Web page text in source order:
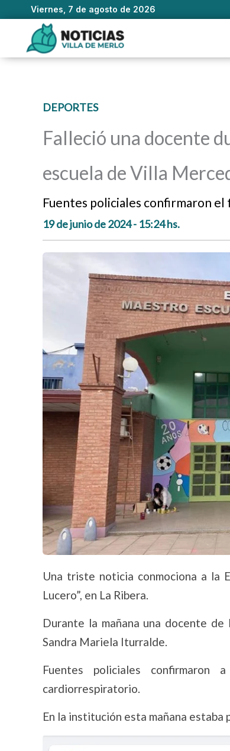
Viernes, 7 de agosto de 2026
contenido
DEPORTES
Falleció una docente
escuela de Villa
Fuentes policiales confirmaron
19 de junio de 2024 - 15:24 hs.
Una triste noticia conmociona a la
Lucero”, en La Ribera.
Durante la mañana una docente
Sandra Mariela Iturralde.
Fuentes policiales
cardiorrespiratorio.
En la institución esta mañana